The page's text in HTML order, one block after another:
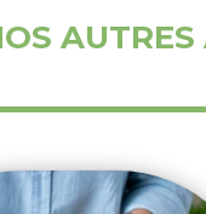
AUTRES